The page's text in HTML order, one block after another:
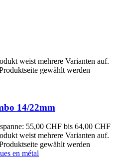
weist mehrere Varianten auf.
gewählt werden
14/22mm
55,00 CHF bis 64,00 CHF
weist mehrere Varianten auf.
gewählt werden